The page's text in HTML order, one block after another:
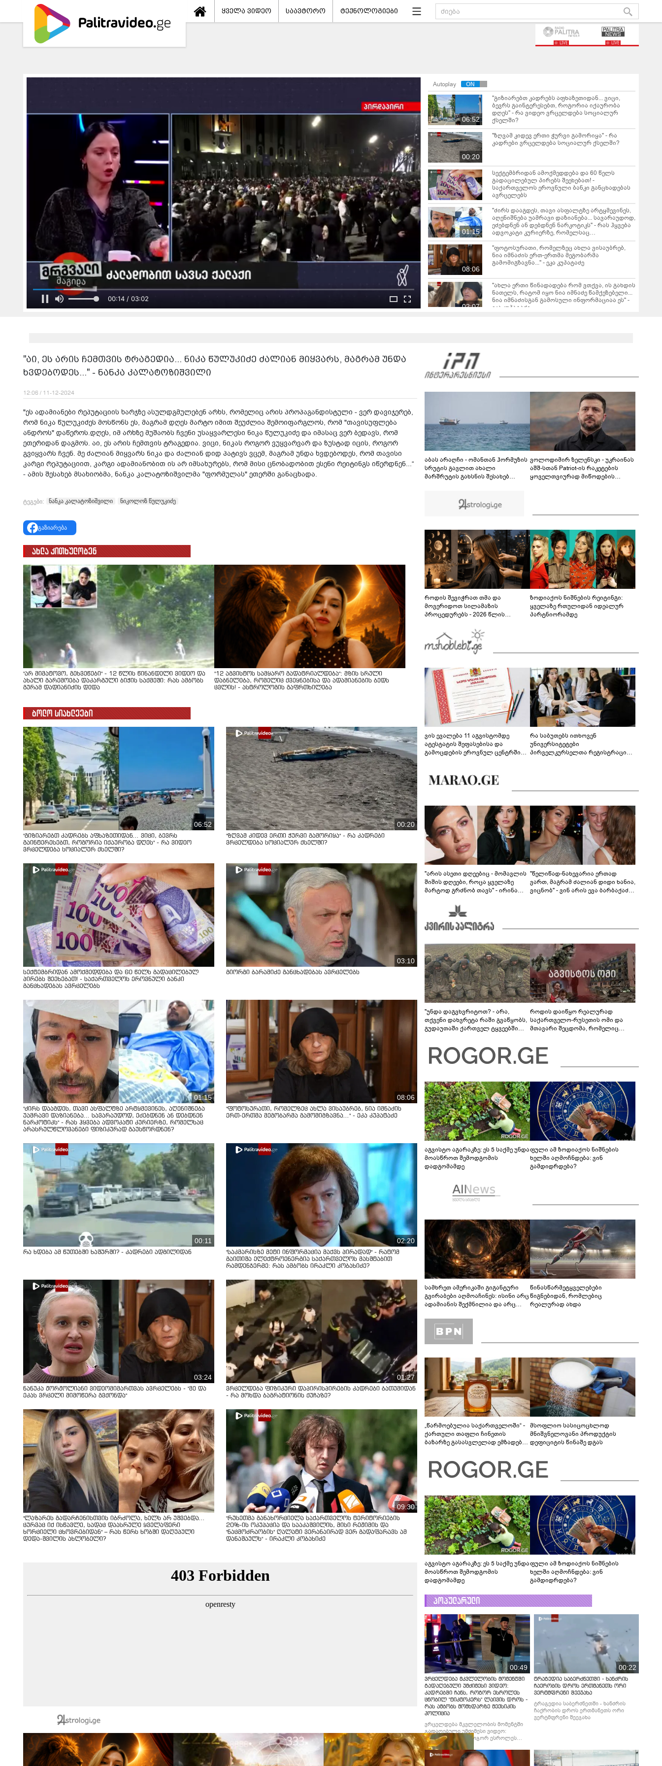
ყველა ვიდეო საავტორო ტექნოლოგიები
LIVE LIVE
00:16 / 03:02
Autoplay
06:52
"გიზიარებთ კადრებს აფხაზეთიდან... ვიცი,
ბევრს გაინტერესებთ, როგორია იქაურობა
დღეს" - რა ვიდეო ვრცელდება სოციალურ
ქსელში?
00:20
"ზღვამ კიდევ ერთი ჭურვი გამორიყა" - რა
კადრები ვრცელდება სოციალურ ქსელში?
სექტემბრიდან ამოქმედდება და 60 წელს
გადაცილებულ პირებს შეეხებათ! -
საქართველოს ეროვნული ბანკი განცხადებას
ავრცელებს
01:15
"ძირს დააგდეს, თავი ასფალტზე არტყმევინეს,
აღენიშნება უამრავი დაზიანება... სავარაუდოდ,
ეძებდნენ ან დებდნენ ნარკოტიკს" - რას ჰყვება
ადვოკატი კურიერზე, რომელსაც
არასრულწლოვანები ფიზიკურად
გაუსწორდნენ?
08:06
"ფოტოსურათი, რომელზეც ახლა ვისაუბრებ,
ნია იმნაძის ერთ-ერთმა მეგობარმა
გამომიგზავნა..." - ეკა კუპატაძე
02:07
"ახლა ერთი წინადადება რომ ვთქვა, ის გახდის
ნათელს, რატომ იყო ნია იმნაძე წამქეზებელი...
ნია იმნაძისგან გამოსული ინფორმაციაა ეს" -
ეკა კუპატაძე
მარტო არასრულწლოვანების ჯგუფი" - რა
მარშის - „გვახსოვს გმირები, გვახსოვს მტერი” -
მონაწილეებმა გმირთა მემორიალთან
სანთლები დაანთეს და გმირების ხსოვნას
პატივი მიაგეს: კადრები ადგილიდან
"იპოვონ ერთი გოგონა, ვისაც გიგა
სექსუალურად ავიწროებდა - თუ გამოჩნდება 10
000 ლარს ოფიციალურად, სახალხოდ
გადავცემ" - ეკა კუპატაძე განცხადებას
ავრცელებს
"აი, ეს არის ჩემთვის ტრაგედია... ნიკა წულუკიძე ძალიან მიყვარს, მაგრამ უნდა
ხვდებოდეს..." - ნანკა კალატოზიშვილი
12:06 / 11-12-2024
"ეს ადამიანები რეპუტაციის ხარჯზე ასულდგმულებენ არხს, რომელიც არის პროპაგანდისტული - ვერ დავიჯერებ,
რომ ნიკა წულუკიძეს მოსწონს ეს, მაგრამ დღეს მარტო იმით შეუძლია შემოიფარგლოს, რომ "თავისუფლება
ანდროს" დაწეროს.დღეს, იმ არხზე მუშაობს ჩვენი უსაყვარლესი ნიკა წულუკიძე და იმასაც ვერ ბედავს, რომ
ეთერიდან დაგმოს. აი, ეს არის ჩემთვის ტრაგედია. ვიცი, ნიკას როგორ ვუყვარვარ და ზუსტად იცის, როგორ
გვიყვარს ჩვენ. მე ძალიან მიყვარს ნიკა და ძალიან დიდ პატივს ვცემ, მაგრამ უნდა ხვდებოდეს, რომ თავისი
კარგი რეპუტაციით, კარგი ადამიანობით ის არ იმსახურებს, რომ მისი ცნობადობით ესენი რეიტინგს იწერდნენ...“
- ამის შესახებ მსახიობმა, ნანკა კალატოზიშვილმა "ფორმულას" ეთერში განაცხადა.
ტეგები: ნანკა კალატოზიშვილი ნიკოლოზ წულუკიძე
გაზიარება
ახლა კითხულობენ
"არ მიმატოვო, გეხვეწები" - 12 წლის წინანდელი ვიდეო და
ახალი გარემოება დაკარგული ბიჭის საქმეში: რას ამბობს
გურამ დადიანიძის დედა
"12 აგვისტოს სამყარო გადატრიალდება": მზის სრული
დაბნელება, რომელიც ქვეყნებისა და ადამიანების ბედს
ცვლის! - ასტროლოგის გაფრთხილება
ბოლო სიახლეები
06:52
"გიზიარებთ კადრებს აფხაზეთიდან... ვიცი, ბევრს
გაინტერესებთ, როგორია იქაურობა დღეს" - რა ვიდეო
ვრცელდება სოციალურ ქსელში?
00:20
"ზღვამ კიდევ ერთი ჭურვი გამორიყა" - რა კადრები
ვრცელდება სოციალურ ქსელში?
სექტემბრიდან ამოქმედდება და 60 წელს გადაცილებულ
პირებს შეეხებათ! - საქართველოს ეროვნული ბანკი
განცხადებას ავრცელებს
03:10
გიორგი ბარამიძე განცხადებას ავრცელებს
01:15
"ძირს დააგდეს, თავი ასფალტზე არტყმევინეს, აღენიშნება
უამრავი დაზიანება... სავარაუდოდ, ეძებდნენ ან დებდნენ
ნარკოტიკს" - რას ჰყვება ადვოკატი კურიერზე, რომელსაც
არასრულწლოვანები ფიზიკურად გაუსწორდნენ?
08:06
"ფოტოსურათი, რომელზეც ახლა ვისაუბრებ, ნია იმნაძის
ერთ-ერთმა მეგობარმა გამომიგზავნა..." - ეკა კუპატაძე
00:11
რა ხდება ამ წუთებში ხაშურში? - კადრები ადგილიდან
02:20
"საკმარისზე მეტი ინფორმაცია მაქვს პირადად" - რატომ
გაითიშა ელექტროენერგია საქართველოს მასშტაბით
რამდენჯერმე: რას ამბობს ირაკლი კობახიძე?
03:24
ნანუკა ჟორჟოლიანი ვიდეომიმართვას ავრცელებს - "მე და
ეკას ვრცელი მიმოწერა გვქონდა"
01:27
ვრცელდება ფიზიკური დაპირისპირების კადრები ბათუმიდან
- რა მოხდა ბაგრატიონის ქუჩაზე?
"ლაზარეს გადარჩენისთვის იბრძოლა, ხელს არ უშვებდა…
ცურვაც იქ ისწავლე, სადაც დაასრულე ყველაფერი
ხორციელი ცხოვრებიდან" – რას წერს ხობში დაღუპული
დედა-შვილის ახლობელი?
09:30
"რუსეთმა განახორციელა საქართველოს ტერიტორიების
20%-ის ოკუპაცია და სააკაშვილის, მისი რეჟიმის და
"ნაცმოძრაობის" ღალატი ვერანაირად ვერ გადაფარავს ამ
დანაშაულს" - ირაკლი კობახიძე
აბას არაღჩი - ომანთან ჰორმუზის
სრუტის გავლით ახალი
მარშრუტის გახსნის შესახებ
გაგებული, როგორც ჰორმუზის
სრუტის ხელახლა გახსნა
ვოლოდიმირ ზელენსკი - უკრაინას
აშშ-სთან Patriot-ის რაკეტების
ყოველთვიურად მიწოდების
როდის შევიჭრათ თმა და
მოვერიდოთ სილამაზის
პროცედურებს - 2026 წლის
გზამკვლევი
ზოდიაქოს ნიშნების რეიტინგი:
ყველაზე რთულიდან იდეალურ
პარტნიორამდე
ვის ევალება 11 აგვისტომდე
ატესტატის შეფასებისა და
გამოცდების ეროვნულ ცენტრში
რა საბუთებს ითხოვენ
უნივერსიტეტები
პირველკურსელთა რეგისტრაციის
"არის ასეთი დღეებიც - მომავლის
შიშის დღეები, როცა ყველაზე
მარტოდ გრძნობ თავს" - ირინა
"წელიწად-ნახევარია ერთად
ვართ, მაგრამ ძალიან დიდი ხანია,
ვიცნობ" - ვინ არის ევა ბარბაქაძის
"უნდა დაგვხვრიტოთ? - არა,
თქვენი დახვრეტა რაში გვაწყობს,
გუდაუთაში ქართველ ტყვეებში
როდის დაიწყო რეალურად
საქართველო-რუსეთის ომი და
მთავარი შეცდომა, რომელიც
აგვისტო აგარაკზე: ეს 5 საქმე უნდა
მოასწროთ შემოდგომის
დადგომამდე
ფული ამ ზოდიაქოს ნიშნების
ხელში აღმოჩნდება: ვინ
გამდიდრდება?
სამხრეთ ამერიკაში გიგანტური
გვირაბები აღმოაჩინეს: ისინი არც
ადამიანის შექმნილია და არც
ლაბირინთები?
წინასწარმეტყველებები
წიგნებიდან, რომლებიც
რეალურად ახდა
„წარმოებულია საქართველოში“ -
ქართული თაფლი ჩინეთის
ბაზარზე გასასვლელად ემზადება -
მსოფლიო სასიცოცხლოდ
მნიშვნელოვანი პროდუქტის
დეფიციტის წინაშე დგას
აგვისტო აგარაკზე: ეს 5 საქმე უნდა
მოასწროთ შემოდგომის
დადგომამდე
ფული ამ ზოდიაქოს ნიშნების
ხელში აღმოჩნდება: ვინ
გამდიდრდება?
პოპულარული
00:49
ვრცელდება მკვლელობის მომენტში
გადაღებული უმძიმესი ვიდეო:
კადრებში ჩანს, როგორ ესროლეს
ცნობილ "ტიკტოკერს" ლაივის დროს -
რას ამბობს მომხდარზე მექსიკის
პოლიცია
ვრცელდება მკვლელობის მომენტში
გადაღებული უმძიმესი ვიდეო:
კადრებში ჩანს, როგორ ესროლეს
ცნობილ "ტიკტოკერს" ლაივის დროს -
რას ამბობს მომხდარზე მექსიკის
პოლიცია
00:22
ტრაგედია საბერძნეთში - ხანძრის
ჩაქრობის დროს ერთმანეთს ორი
ვერტმფრენი შეეჯახა
ტრაგედია საბერძნეთში - ხანძრის
ჩაქრობის დროს ერთმანეთს ორი
ვერტმფრენი შეეჯახა